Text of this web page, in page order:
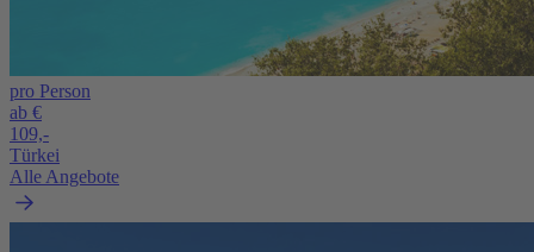
pro Person
ab €
109,-
Türkei
Alle Angebote